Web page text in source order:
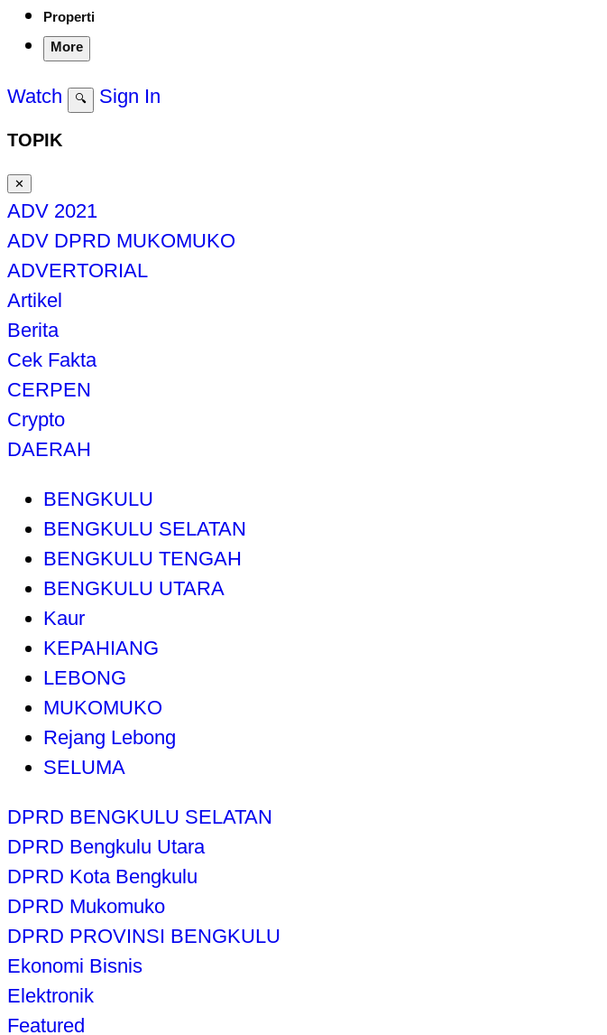
Properti
More
Watch 🔍 Sign In
TOPIK
✕
ADV 2021
ADV DPRD MUKOMUKO
ADVERTORIAL
Artikel
Berita
Cek Fakta
CERPEN
Crypto
DAERAH
BENGKULU
BENGKULU SELATAN
BENGKULU TENGAH
BENGKULU UTARA
Kaur
KEPAHIANG
LEBONG
MUKOMUKO
Rejang Lebong
SELUMA
DPRD BENGKULU SELATAN
DPRD Bengkulu Utara
DPRD Kota Bengkulu
DPRD Mukomuko
DPRD PROVINSI BENGKULU
Ekonomi Bisnis
Elektronik
Featured